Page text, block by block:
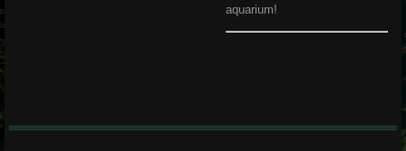
aquarium!